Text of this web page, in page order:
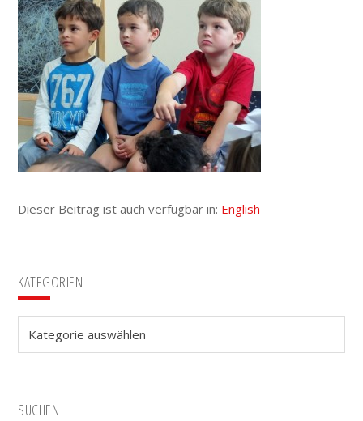
Dieser Beitrag ist auch verfügbar in: English
Seitenspalte
KATEGORIEN
SUCHEN